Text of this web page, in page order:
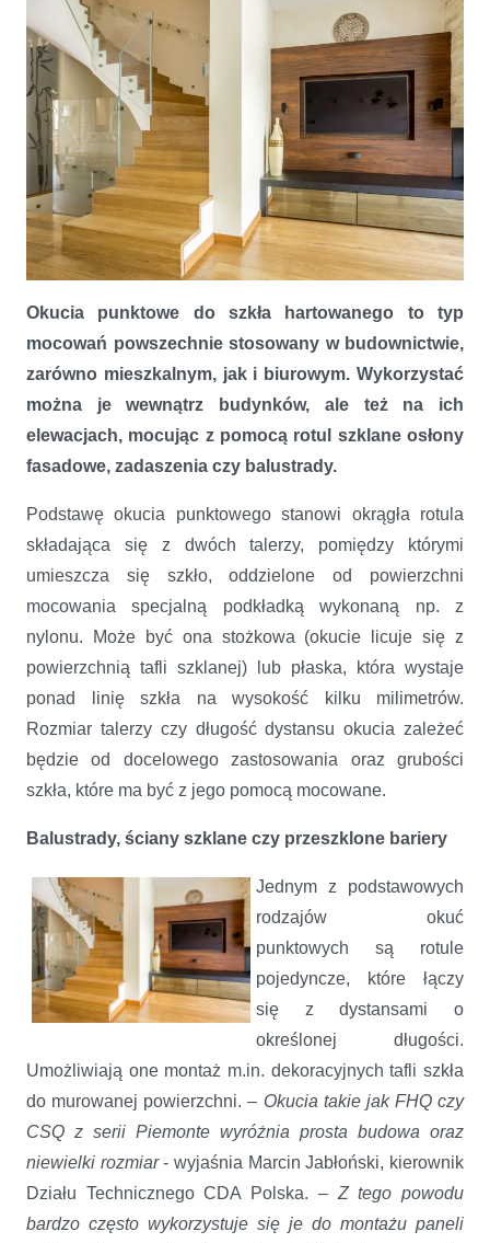
Okucia punktowe do szkła hartowanego to typ
mocowań powszechnie stosowany w budownictwie,
zarówno mieszkalnym, jak i biurowym. Wykorzystać
można je wewnątrz budynków, ale też na ich
elewacjach, mocując z pomocą rotul szklane osłony
fasadowe, zadaszenia czy balustrady.
Podstawę okucia punktowego stanowi okrągła rotula
składająca się z dwóch talerzy, pomiędzy którymi
umieszcza się szkło, oddzielone od powierzchni
mocowania specjalną podkładką wykonaną np. z
nylonu. Może być ona stożkowa (okucie licuje się z
powierzchnią tafli szklanej) lub płaska, która wystaje
ponad linię szkła na wysokość kilku milimetrów.
Rozmiar talerzy czy długość dystansu okucia zależeć
będzie od docelowego zastosowania oraz grubości
szkła, które ma być z jego pomocą mocowane.
Balustrady, ściany szklane czy przeszklone bariery
Jednym z podstawowych
rodzajów okuć
punktowych są rotule
pojedyncze, które łączy
się z dystansami o
określonej długości.
Umożliwiają one montaż m.in. dekoracyjnych tafli szkła
do murowanej powierzchni. – Okucia takie jak FHQ czy
CSQ z serii Piemonte wyróżnia prosta budowa oraz
niewielki rozmiar- wyjaśnia Marcin Jabłoński, kierownik
Działu Technicznego CDA Polska. – Z tego powodu
bardzo często wykorzystuje się je do montażu paneli